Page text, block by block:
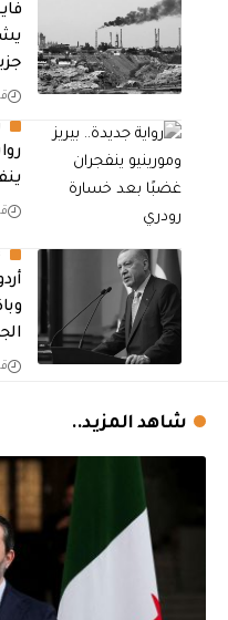
شاهد المزيد..